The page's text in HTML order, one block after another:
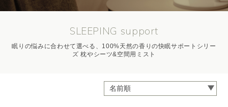
SLEEPING support
眠りの悩みに合わせて選べる、100%天然の香りの快眠サポートシリー
ズ 枕やシーツ&空間用ミスト